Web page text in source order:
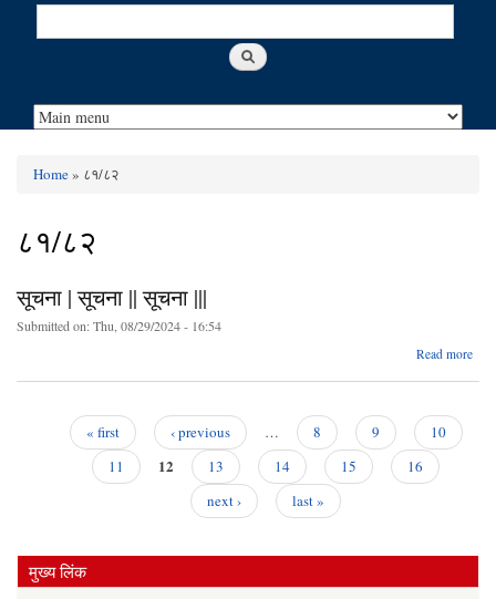
Search
Home» ८१/८२
८१/८२
सूचना | सूचना || सूचना |||
Submitted on:Thu, 08/29/2024 - 16:54
Read more
« first ‹ previous … 8 9
10
11
12 13 14 15
16
next ›
last »
मुख्य लिंक